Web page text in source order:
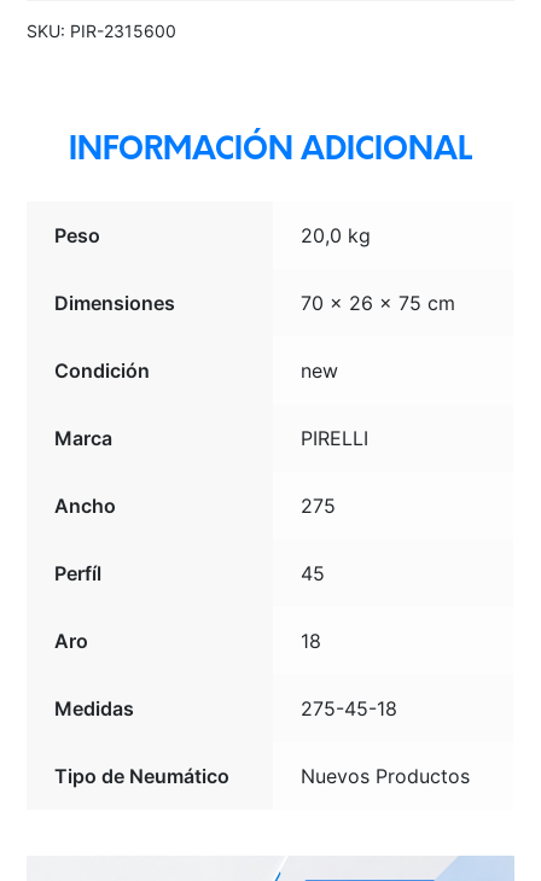
SKU: PIR-2315600
INFORMACIÓN ADICIONAL
Peso 20,0 kg
Dimensiones 70 × 26 × 75 cm
Condición new
Marca PIRELLI
Ancho 275
Perfíl 45
Aro 18
Medidas 275-45-18
Tipo de Neumático Nuevos Productos